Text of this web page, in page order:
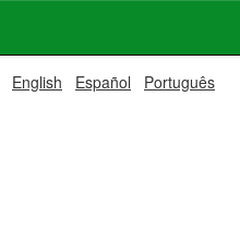
English Español Português